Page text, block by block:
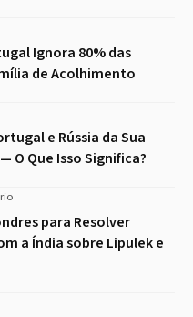
Ignora 80% das
de Acolhimento
e Rússia da Sua
O Que Isso Significa?
para Resolver
a Índia sobre Lipulek e